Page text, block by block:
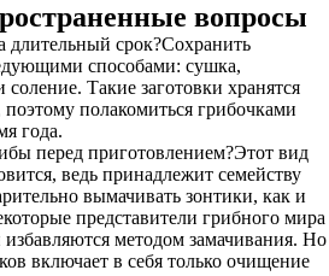
вопросы
длительный срок?Сохранить
способами: сушка,
Такие заготовки хранятся
поэтому полакомиться грибочками
года.
перед приготовлением?Этот вид
ведь принадлежит семейству
вымачивать зонтики, как и
представители грибного мира
методом замачивания. Но
включает в себя только очищение